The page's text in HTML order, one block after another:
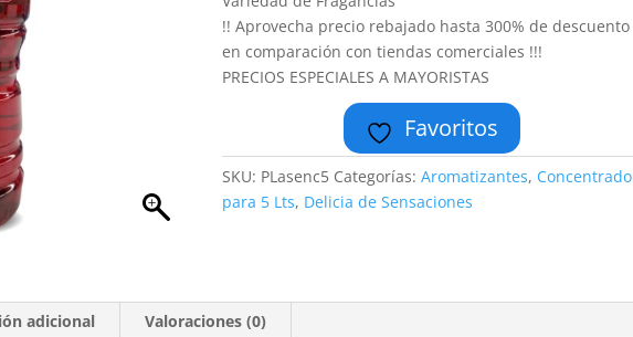
!! Aprovecha precio rebajado hasta 300% de descuento
en comparación con tiendas comerciales !!!
PRECIOS ESPECIALES A MAYORISTAS
Favoritos
SKU: PLasenc5 Categorías:Aromatizantes, Concentrado
para 5 Lts, Delicia de Sensaciones
adicional Valoraciones (0)